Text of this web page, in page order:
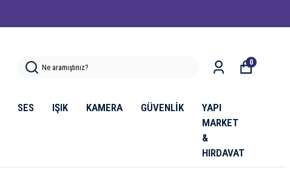
SES IŞIK KAMERA GÜVENLİK
YAPI
MARKET
&
HIRDAVAT
0